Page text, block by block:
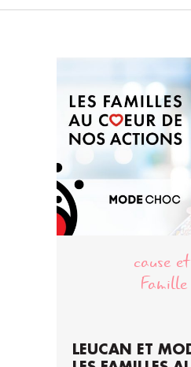
cause
Famille
LEUCAN ET